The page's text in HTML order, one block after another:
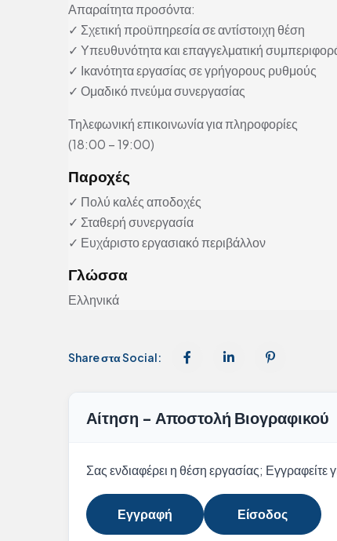
Απαραίτητα προσόντα:
✓ Σχετική προϋπηρεσία σε αντίστοιχη θέση
✓ Υπευθυνότητα και επαγγελματική
✓ Ικανότητα εργασίας σε γρήγορους ρυθμούς
✓ Ομαδικό πνεύμα συνεργασίας
Τηλεφωνική επικοινωνία για πληροφορίες
(18:00 – 19:00)
Παροχές
✓ Πολύ καλές αποδοχές
✓ Σταθερή συνεργασία
✓ Ευχάριστο εργασιακό περιβάλλον
Γλώσσα
Ελληνικά
Share στα Social:
Αίτηση - Αποστολή Βιογραφικού
Σας ενδιαφέρει η θέση εργασίας; Εγγραφείτε
Εγγραφή Είσοδος